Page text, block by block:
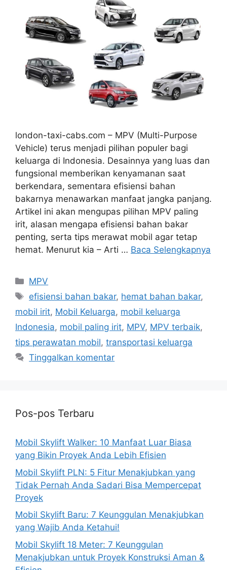
london-taxi-cabs.com – MPV (Multi-Purpose
Vehicle) terus menjadi pilihan populer bagi
keluarga di Indonesia. Desainnya yang luas dan
fungsional memberikan kenyamanan saat
berkendara, sementara efisiensi bahan
bakarnya menawarkan manfaat jangka panjang.
Artikel ini akan mengupas pilihan MPV paling
irit, alasan mengapa efisiensi bahan bakar
penting, serta tips merawat mobil agar tetap
hemat. Menurut kia – Arti … Baca Selengkapnya
Kategori
MPV
Tag
efisiensi bahan bakar, hemat bahan bakar,
mobil irit, Mobil Keluarga, mobil keluarga
Indonesia, mobil paling irit, MPV, MPV terbaik,
tips perawatan mobil, transportasi keluarga
Tinggalkan komentar
Pos-pos Terbaru
Mobil Skylift Walker: 10 Manfaat Luar Biasa
yang Bikin Proyek Anda Lebih Efisien
Mobil Skylift PLN: 5 Fitur Menakjubkan yang
Tidak Pernah Anda Sadari Bisa Mempercepat
Proyek
Mobil Skylift Baru: 7 Keunggulan Menakjubkan
yang Wajib Anda Ketahui!
Mobil Skylift 18 Meter: 7 Keunggulan
Menakjubkan untuk Proyek Konstruksi Aman &